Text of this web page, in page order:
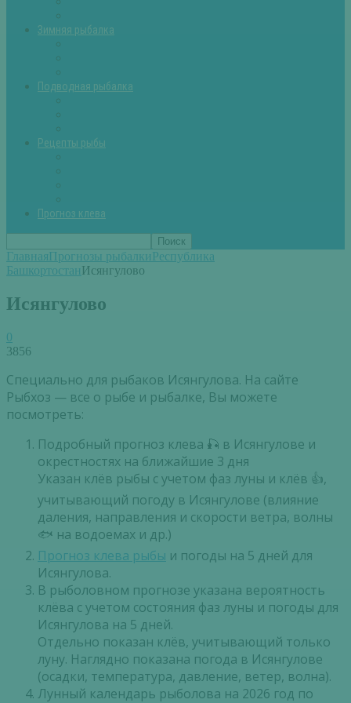
Зимняя рыбалка
Подводная рыбалка
Рецепты рыбы
Прогноз клева
ГлавнаяПрогнозы рыбалкиРеспублика
БашкортостанИсянгулово
Исянгулово
0
3856
Специально для рыбаков Исянгулова. На сайте
Рыбхоз — все о рыбе и рыбалке, Вы можете
посмотреть:
Подробный прогноз клева 🎣 в Исянгулове и
окрестностях на ближайшие 3 дня
Указан клёв рыбы с учетом фаз луны и клёв 👍,
учитывающий погоду в Исянгулове (влияние
даления, направления и скорости ветра, волны
🐟 на водоемах и др.)
Прогноз клева рыбы и погоды на 5 дней для
Исянгулова.
В рыболовном прогнозе указана вероятность
клёва с учетом состояния фаз луны и погоды для
Исянгулова на 5 дней.
Отдельно показан клёв, учитывающий только
луну. Наглядно показана погода в Исянгулове
(осадки, температура, давление, ветер, волна).
Лунный календарь рыболова на 2026 год по